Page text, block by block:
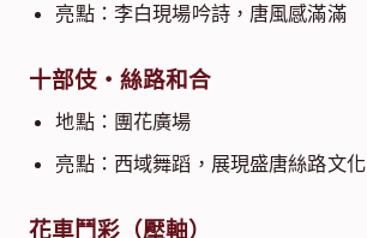
亮點：李白現場吟詩，唐風感滿滿
十部伎・絲路和合
地點：團花廣場
亮點：西域舞蹈，展現盛唐絲路文化
花車鬥彩（壓軸）